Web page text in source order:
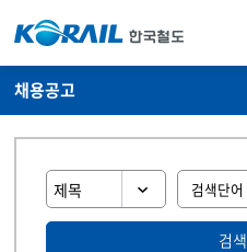
채용공고
검색